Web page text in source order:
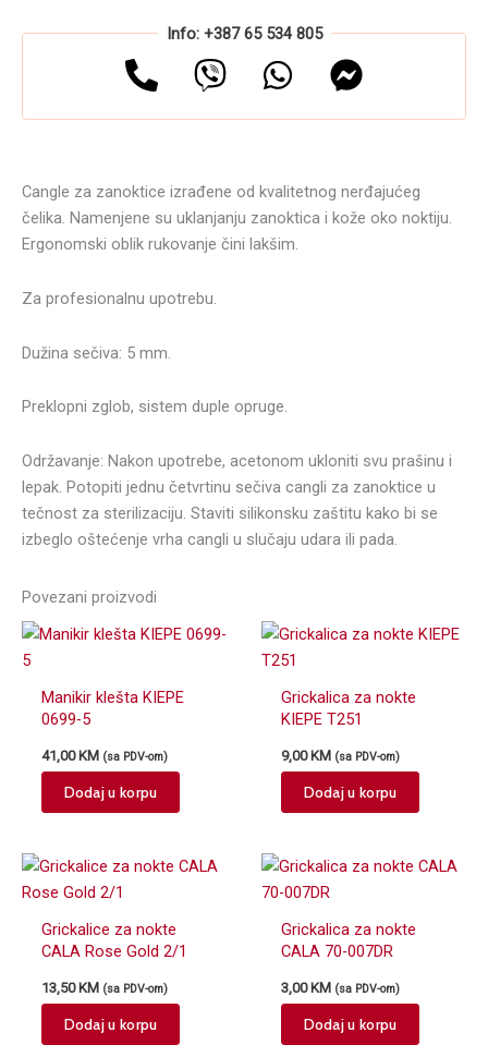
Info: +387 65 534 805
Cangle za zanoktice izrađene od kvalitetnog nerđajućeg
čelika. Namenjene su uklanjanju zanoktica i kože oko noktiju.
Ergonomski oblik rukovanje čini lakšim.
Za profesionalnu upotrebu.
Dužina sečiva: 5 mm.
Preklopni zglob, sistem duple opruge.
Održavanje: Nakon upotrebe, acetonom ukloniti svu prašinu i
lepak. Potopiti jednu četvrtinu sečiva cangli za zanoktice u
tečnost za sterilizaciju. Staviti silikonsku zaštitu kako bi se
izbeglo oštećenje vrha cangli u slučaju udara ili pada.
Povezani proizvodi
Manikir klešta KIEPE
0699-5
41,00 KM (sa PDV-om)
Dodaj u korpu
Grickalica za nokte
KIEPE T251
9,00 KM (sa PDV-om)
Dodaj u korpu
Grickalice za nokte
CALA Rose Gold 2/1
13,50KM (sa PDV-om)
Dodaj u korpu
Grickalica za nokte
CALA 70-007DR
3,00KM (sa PDV-om)
Dodaj u korpu